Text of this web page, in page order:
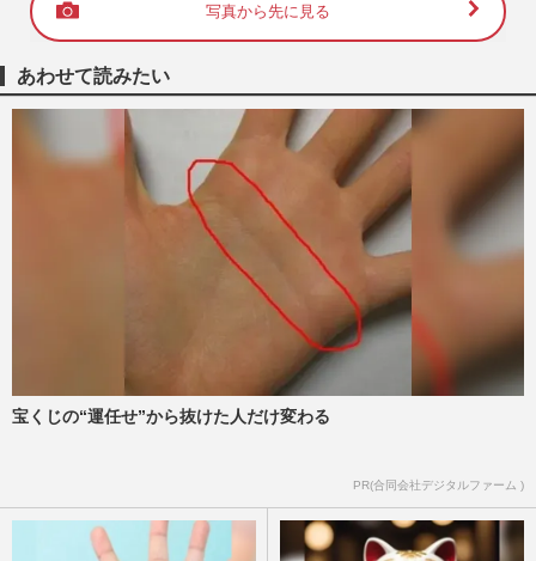
写真から先に見る
あわせて読みたい
宝くじの“運任せ”から抜けた人だけ変わる
PR(合同会社デジタルファーム )